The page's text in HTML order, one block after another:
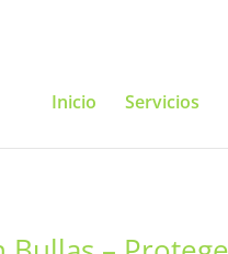
Inicio Servicios